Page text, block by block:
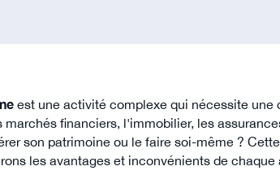
est une activité complexe qui nécessite
marchés financiers, l'immobilier, les
son patrimoine ou le faire soi-même ?
les avantages et inconvénients de chaque